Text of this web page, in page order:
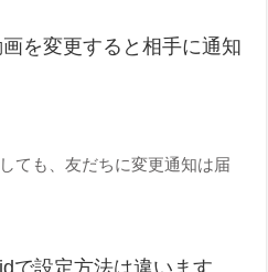
を変更すると相手に通知
ても、友だちに変更通知は届
で設定方法は違います